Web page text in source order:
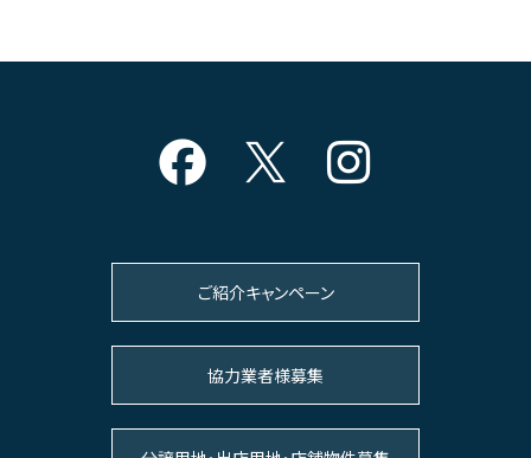
ご紹介キャンペーン
協力業者様募集